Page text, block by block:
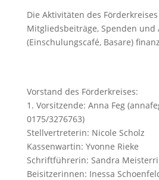
Die Aktivitäten des
Mitgliedsbeiträge, Spenden und
(Einschulungscafé, Basare)
Vorstand des Förderkreises:
1. Vorsitzende: Anna Feg
0175/3276763)
Stellvertreterin: Nicole Scholz
Kassenwartin: Yvonne Rieke
Schriftführerin: Sandra
Beisitzerinnen: Inessa